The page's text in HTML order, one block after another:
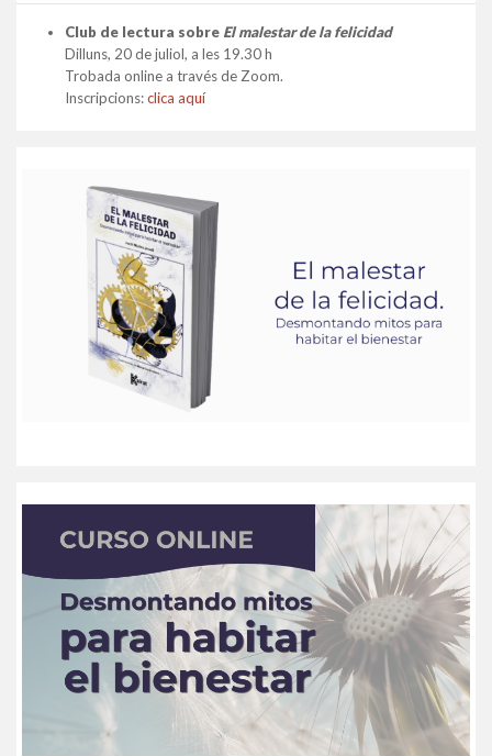
Club de lectura sobre El malestar de la felicidad
Dilluns, 20 de juliol, a les 19.30 h
Trobada online a través de Zoom.
Inscripcions:clica aquí